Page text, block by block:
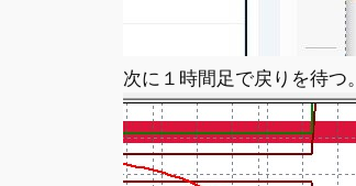
次に１時間足で戻りを待つ。